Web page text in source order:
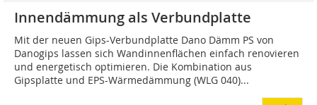
Innendämmung als Verbundplatte
Mit der neuen Gips-Verbundplatte Dano Dämm PS von
Danogips lassen sich Wandinnenflächen einfach renovieren
und energetisch optimieren. Die Kombination aus
Gipsplatte und EPS-Wärmedämmung (WLG 040)...